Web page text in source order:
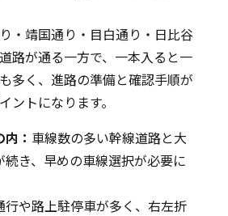
・靖国通り・目白通り・日比谷
路が通る一方で、一本入ると一
多く、進路の準備と確認手順が
ントになります。
： 車線数の多い幹線道路と大
続き、早めの車線選択が必要に
行や路上駐停車が多く、右左折